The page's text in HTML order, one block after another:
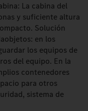
La cabina del
y suficiente altura
Solución
en los
los equipos de
del equipo. En la
contenedores
para otros
sistema de